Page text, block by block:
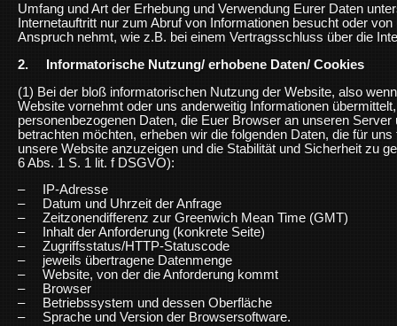
Umfang und Art der Erhebung und Verwendung Eurer Daten
Internetauftritt nur zum Abruf von Informationen besucht oder
Anspruch nehmt, wie z.B. bei einem Vertragsschluss über die
2. Informatorische Nutzung/ erhobene Daten/ Cookies
(1) Bei der bloß informatorischen Nutzung der Website, also
Website vornehmt oder uns anderweitig Informationen
personenbezogenen Daten, die Euer Browser an unseren
betrachten möchten, erheben wir die folgenden Daten, die für
unsere Website anzuzeigen und die Stabilität und Sicherheit zu
6 Abs. 1 S. 1 lit. f DSGVO):
– IP-Adresse
– Datum und Uhrzeit der Anfrage
– Zeitzonendifferenz zur Greenwich Mean Time (GMT)
– Inhalt der Anforderung (konkrete Seite)
– Zugriffsstatus/HTTP-Statuscode
– jeweils übertragene Datenmenge
– Website, von der die Anforderung kommt
– Browser
– Betriebssystem und dessen Oberfläche
– Sprache und Version der Browsersoftware.